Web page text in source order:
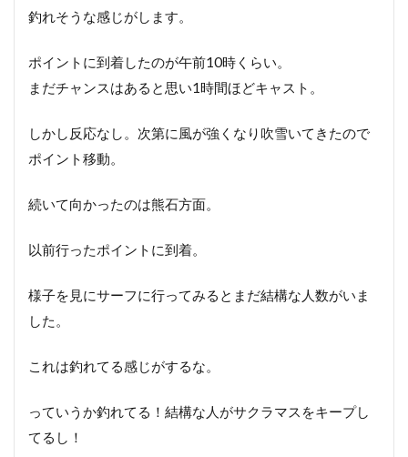
釣れそうな感じがします。
ポイントに到着したのが午前10時くらい。
まだチャンスはあると思い1時間ほどキャスト。
しかし反応なし。次第に風が強くなり吹雪いてきたので
ポイント移動。
続いて向かったのは熊石方面。
以前行ったポイントに到着。
様子を見にサーフに行ってみるとまだ結構な人数がいま
した。
これは釣れてる感じがするな。
っていうか釣れてる！結構な人がサクラマスをキープし
てるし！